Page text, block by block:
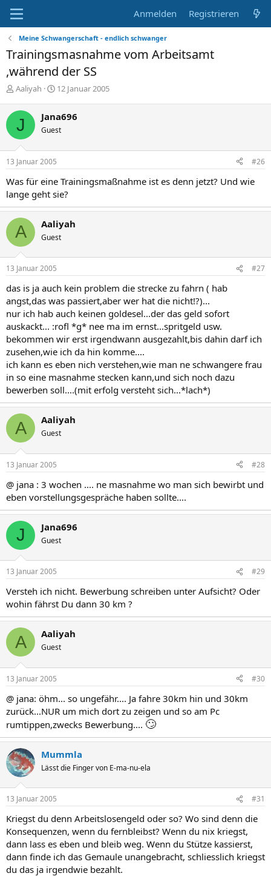
Anmelden Registrieren
Meine Schwangerschaft - endlich schwanger
Trainingsmasnahme vom Arbeitsamt
,während der SS
E
s
e
l
l
e
Aaliyah
E
t
e
l
m
12 Januar 2005
J Jana696
Guest
13 Januar 2005 #26
Was für eine Trainingsmaßnahme ist es denn jetzt? Und wie
lange geht sie?
A Aaliyah
Guest
13 Januar 2005 #27
das is ja auch kein problem die strecke zu fahrn ( hab
angst,das was passiert,aber wer hat die nicht!?)...
nur ich hab auch keinen goldesel...der das geld sofort
auskackt... :rofl *g* nee ma im ernst...spritgeld usw.
bekommen wir erst irgendwann ausgezahlt,bis dahin darf ich
zusehen,wie ich da hin komme....
ich kann es eben nich verstehen,wie man ne schwangere frau
in so eine masnahme stecken kann,und sich noch dazu
bewerben soll....(mit erfolg versteht sich...*lach*)
A Aaliyah
Guest
13 Januar 2005 #28
@ jana : 3 wochen .... ne masnahme wo man sich bewirbt und
eben vorstellungsgespräche haben sollte....
J Jana696
Guest
13 Januar 2005 #29
Versteh ich nicht. Bewerbung schreiben unter Aufsicht? Oder
wohin fährst Du dann 30 km ?
A Aaliyah
Guest
13 Januar 2005 #30
@ jana: öhm... so ungefähr.... Ja fahre 30km hin und 30km
zurück...NUR um mich dort zu zeigen und so am Pc
rumtippen,zwecks Bewerbung.... 🙄
Mummla
Lässt die Finger von E-ma-nu-ela
13 Januar 2005 #31
Kriegst du denn Arbeitslosengeld oder so? Wo sind denn die
Konsequenzen, wenn du fernbleibst? Wenn du nix kriegst,
dann lass es eben und bleib weg. Wenn du Stütze kassierst,
dann finde ich das Gemaule unangebracht, schliesslich kriegst
du das ja irgendwie bezahlt.